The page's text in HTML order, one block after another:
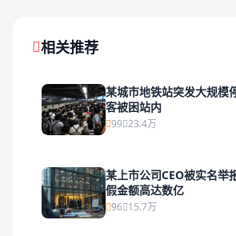
相关推荐
某城市地铁站突发大规模
客被困站内
99 23.4万
某上市公司CEO被实名举
假金额高达数亿
96 15.7万